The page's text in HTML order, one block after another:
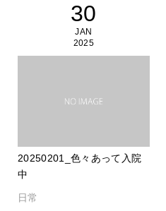
30
JAN
2025
20250201_色々あって入院
中
日常